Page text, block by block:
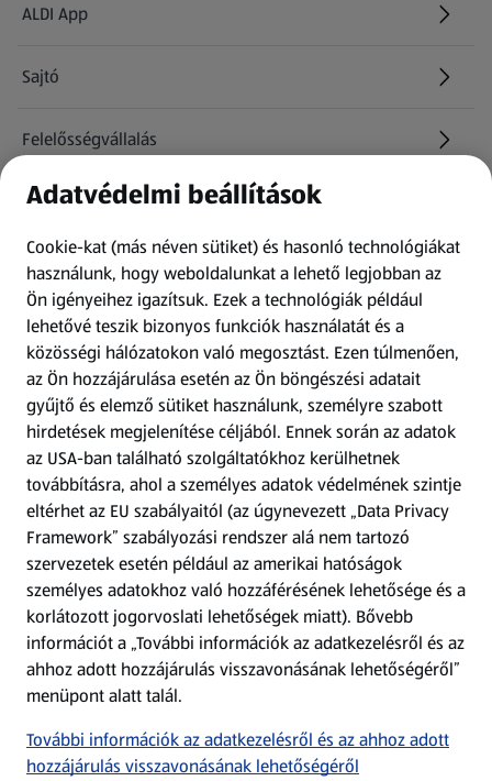
ALDI App
Sajtó
Felelősségvállalás
Információk
Kérdőív
Fizetési lehetőségek
ALDI utalványok
Árcsökkentés
Adattörlő alkalmazás
Szervizpont
(új oldalon nyílik meg)
Fedezz fel minket az interneten!
Töltsd le az ALDI Magyarország applikációt!
Adatvédelmi beállítások
Cookie-kat (más néven sütiket) és hasonló technológiákat
használunk, hogy weboldalunkat a lehető legjobban az
Ön igényeihez igazítsuk. Ezek a technológiák például
lehetővé teszik bizonyos funkciók használatát és a
közösségi hálózatokon való megosztást. Ezen túlmenően,
az Ön hozzájárulása esetén az Ön böngészési adatait
gyűjtő és elemző sütiket használunk, személyre szabott
hirdetések megjelenítése céljából. Ennek során az adatok
az USA-ban található szolgáltatókhoz kerülhetnek
továbbításra, ahol a személyes adatok védelmének szintje
eltérhet az EU szabályaitól (az úgynevezett „Data Privacy
Framework” szabályozási rendszer alá nem tartozó
szervezetek esetén például az amerikai hatóságok
személyes adatokhoz való hozzáférésének lehetősége és a
korlátozott jogorvoslati lehetőségek miatt). Bővebb
információt a „További információk az adatkezelésről és az
ahhoz adott hozzájárulás visszavonásának lehetőségéről”
menüpont alatt talál.
További információk az adatkezelésről és az ahhoz adott
hozzájárulás visszavonásának lehetőségéről